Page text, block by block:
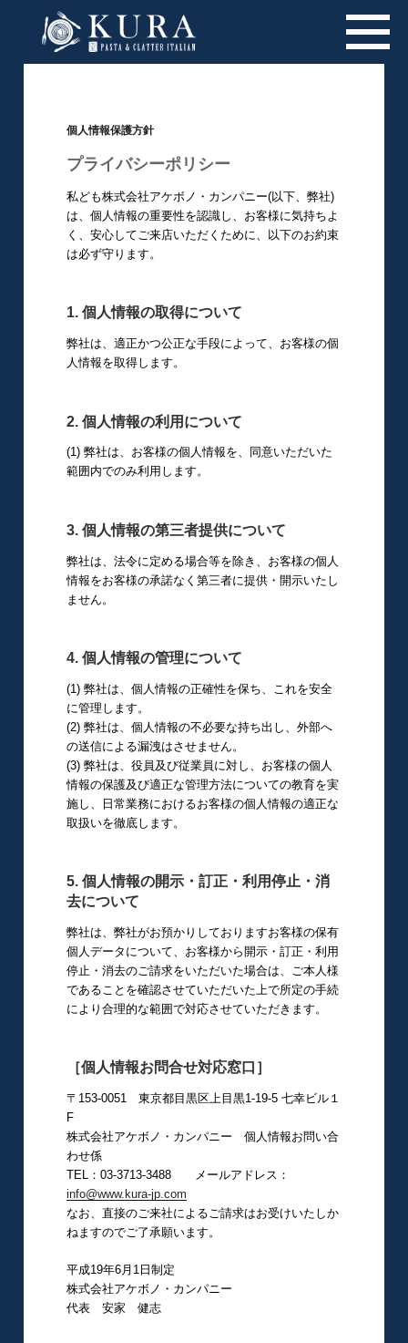
個人情報保護方針
プライバシーポリシー
私ども株式会社アケボノ・カンパニー(以下、弊社)
は、個人情報の重要性を認識し、お客様に気持ちよ
く、安心してご来店いただくために、以下のお約束
は必ず守ります。
1. 個人情報の取得について
弊社は、適正かつ公正な手段によって、お客様の個
人情報を取得します。
2. 個人情報の利用について
(1) 弊社は、お客様の個人情報を、同意いただいた
範囲内でのみ利用します。
3. 個人情報の第三者提供について
弊社は、法令に定める場合等を除き、お客様の個人
情報をお客様の承諾なく第三者に提供・開示いたし
ません。
4. 個人情報の管理について
(1) 弊社は、個人情報の正確性を保ち、これを安全
に管理します。
(2) 弊社は、個人情報の不必要な持ち出し、外部へ
の送信による漏洩はさせません。
(3) 弊社は、役員及び従業員に対し、お客様の個人
情報の保護及び適正な管理方法についての教育を実
施し、日常業務におけるお客様の個人情報の適正な
取扱いを徹底します。
5. 個人情報の開示・訂正・利用停止・消
去について
弊社は、弊社がお預かりしておりますお客様の保有
個人データについて、お客様から開示・訂正・利用
停止・消去のご請求をいただいた場合は、ご本人様
であることを確認させていただいた上で所定の手続
により合理的な範囲で対応させていただきます。
［個人情報お問合せ対応窓口］
〒153-0051 東京都目黒区上目黒1-19-5 七幸ビル１
F
株式会社アケボノ・カンパニー 個人情報お問い合
わせ係
TEL：03-3713-3488 メールアドレス：
info@www.kura-jp.com
なお、直接のご来社によるご請求はお受けいたしか
ねますのでご了承願います。
平成19年6月1日制定
株式会社アケボノ・カンパニー
代表 安家 健志